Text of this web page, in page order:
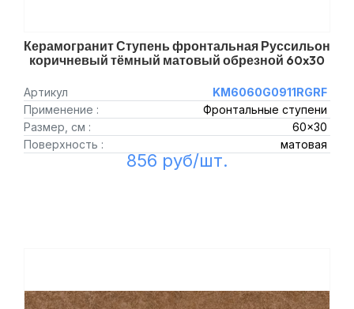
Керамогранит Ступень фронтальная Руссильон
коричневый тёмный матовый обрезной 60x30
Артикул
KM6060G0911RGRF
Применение :
Фронтальные ступени
Размер, см :
60x30
Поверхность :
матовая
856 руб/шт.